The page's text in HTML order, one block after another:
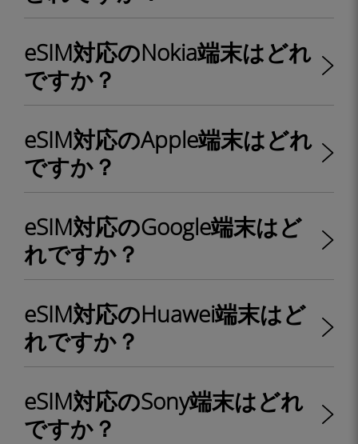
eSIM対応のNokia端末はどれ
ですか？
eSIM対応のApple端末はどれ
ですか？
eSIM対応のGoogle端末はど
れですか？
eSIM対応のHuawei端末はど
れですか？
eSIM対応のSony端末はどれ
ですか？